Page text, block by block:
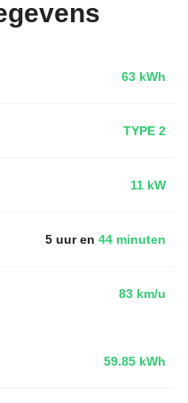
63 kWh
TYPE 2
11 kW
5 uur en 44 minuten
83 km/u
59.85 kWh